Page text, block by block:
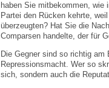
haben Sie mitbekommen, wie
Partei den Rücken kehrte,
überzeugten? Hat Sie die
Comparsen handelte, der für
Die Gegner sind so richtig
Repressionsmacht. Wer so
sich, sondern auch die